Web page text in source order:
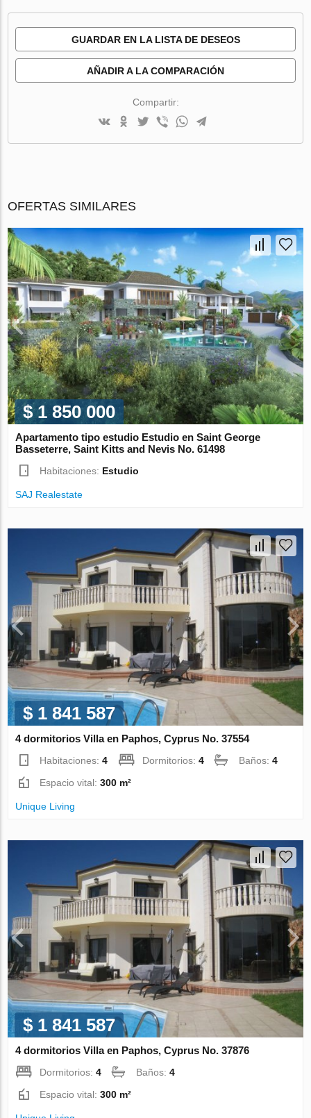
GUARDAR EN LA LISTA DE DESEOS
AÑADIR A LA COMPARACIÓN
Compartir:
OFERTAS SIMILARES
$ 1 850 000
Apartamento tipo estudio Estudio en Saint George
Basseterre, Saint Kitts and Nevis No. 61498
Habitaciones: Estudio
SAJ Realestate
$ 1 841 587
4 dormitorios Villa en Paphos, Cyprus No. 37554
Habitaciones:4 Dormitorios:4 Baños:4
Espacio vital:300 m²
Unique Living
$ 1 841 587
4 dormitorios Villa en Paphos, Cyprus No. 37876
Dormitorios:4 Baños:4
Espacio vital:300 m²